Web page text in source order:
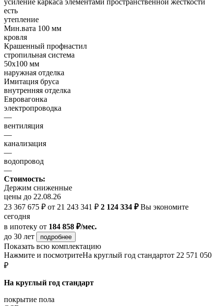
усиление каркаса элементами пространственной жесткости
есть
утепление
Мин.вата 100 мм
кровля
Крашенный профнастил
стропильная система
50х100 мм
наружная отделка
Имитация бруса
внутренняя отделка
Евровагонка
электропроводка
—
вентиляция
—
канализация
—
водопровод
—
Стоимость:
Держим сниженные
цены до 22.08.26
23 367 675 ₽ от 21 243 341 ₽ 2 124 334 ₽Вы экономите
сегодня
в ипотеку от 184 858 ₽/мес.
до 30 лет
подробнее
Показать всю комплектацию
Нажмите и посмотритеНа круглый год стандартот 22 571 050
₽
На круглый год стандарт
покрытие пола